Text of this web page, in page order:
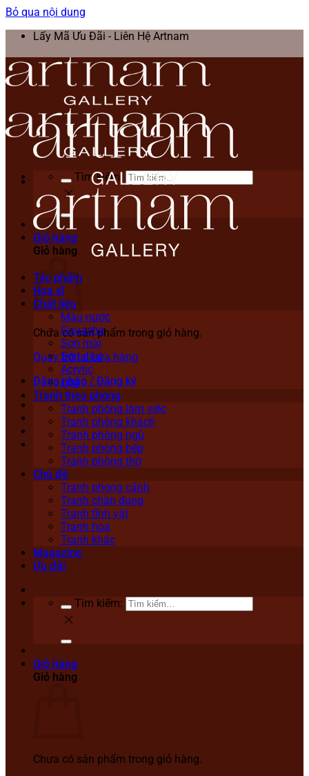
Bỏ qua nội dung
Lấy Mã Ưu Đãi - Liên Hệ Artnam
Tìm kiếm:
Giỏ hàng
Giỏ hàng
Chưa có sản phẩm trong giỏ hàng.
Quay trở lại cửa hàng
Đăng nhập / Đăng ký
Tác phẩm
Họa sĩ
Chất liệu
Màu nước
Gouache
Sơn mài
Sơn dầu
Acrylic
Lụa
Tranh theo phòng
Tranh phòng làm việc
Tranh phòng khách
Tranh phòng ngủ
Tranh phòng bếp
Tranh phòng thờ
Chủ đề
Tranh phong cảnh
Tranh chân dung
Tranh tĩnh vật
Tranh hoa
Tranh khác
Magazine
Ưu đãi
Tìm kiếm:
Giỏ hàng
Giỏ hàng
Chưa có sản phẩm trong giỏ hàng.